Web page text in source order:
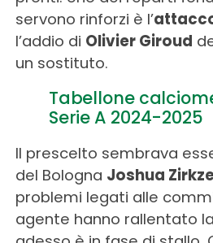
servono rinforzi è l’
l’addio di Olivier Giroud
un sostituto.
Tabellone
Serie A 2024-2025
Il prescelto sembrava
del Bologna Joshua
problemi legati alle
agente hanno rallentato